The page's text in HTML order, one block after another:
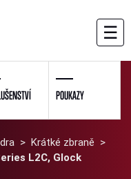
☰
POUKAZY
> Krátké zbraně >
L2C, Glock